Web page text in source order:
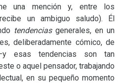
una mención y, entre los
un ambiguo saludo). Él
tendenciasgenerales, en un
deliberadamente cómico, de
esas tendencias son tan
o aquel pensador, trabajando
en su pequeño momento